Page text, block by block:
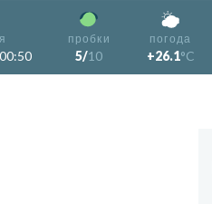
пробки
5/10
погода
+26.1°C